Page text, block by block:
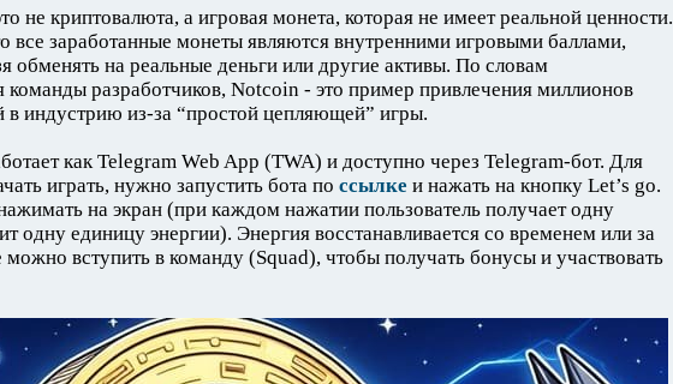
не криптовалюта, а игровая монета, которая не имеет реальной ценности.
все заработанные монеты являются внутренними игровыми баллами,
обменять на реальные деньги или другие активы. По словам
команды разработчиков, Notcoin - это пример привлечения миллионов
в индустрию из-за “простой цепляющей” игры.
как Telegram Web App (TWA) и доступно через Telegram-бот. Для
играть, нужно запустить бота по ссылке и нажать на кнопку Let’s go.
на экран (при каждом нажатии пользователь получает одну
одну единицу энергии). Энергия восстанавливается со временем или за
можно вступить в команду (Squad), чтобы получать бонусы и участвовать